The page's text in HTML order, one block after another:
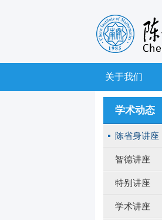
关于我们
学术动态
陈省身讲座
智德讲座
特别讲座
学术讲座